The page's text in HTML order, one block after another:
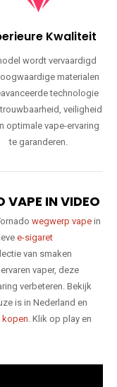
Kwaliteit
wordt vervaardigd
materialen
technologie
veiligheid
optimale vape-ervaring
te garanderen.
VAPE IN VIDEO
wegwerp vape in
e-sigaret
van smaken
vaper, deze
verbeteren. Bekijk
is in Nederland en
kopen. Klik op play en